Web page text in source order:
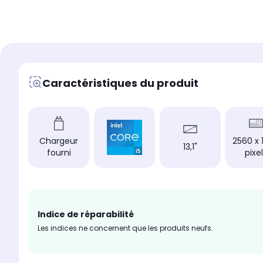
Type de charnière
Standard
Largeur produit (cm)
Type de charnière
Largeur produit (cm)
-
Caractéristiques du produit
Chargeur
fourni
13,1"
2560 x
Indice de réparabilité
Les indices ne concernent que les produits neufs.